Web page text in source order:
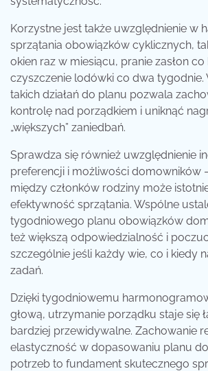
Korzystne jest także uwzględnienie w
sprzątania obowiązków cyklicznych,
okien raz w miesiącu, pranie zasłon
czyszczenie lodówki co dwa tygodnie.
takich działań do planu pozwala
kontrolę nad porządkiem i uniknąć
„większych” zaniedbań.
Sprawdza się również uwzględnienie
preferencji i możliwości domowników
między członków rodziny może
efektywność sprzątania. Wspólne
tygodniowego planu obowiązków
też większą odpowiedzialność i
szczególnie jeśli każdy wie, co i kiedy
zadań.
Dzięki tygodniowemu
głową, utrzymanie porządku staje się
bardziej przewidywalne. Zachowanie
elastyczność w dopasowaniu planu
potrzeb to fundament skutecznego